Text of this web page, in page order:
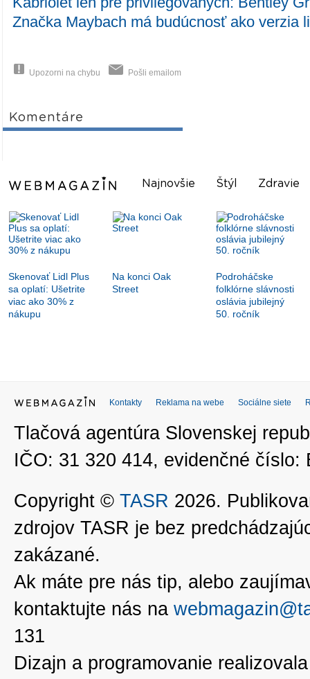
Značka Maybach má budúcnosť ako verzia
Upozorni na chybu Pošli emailom
Komentáre
Najnovšie Štýl Zdravie
Skenovať Lidl Plus
sa oplatí: Ušetrite
viac ako 30% z
nákupu
Na konci Oak
Street
Podroháčske
folklórne slávnosti
oslávia jubilejný
50. ročník
Kontakty Reklama na webe Sociálne siete
Tlačová agentúra Slovenskej
IČO: 31 320 414, evidenčné číslo:
Copyright © TASR 2026.
zdrojov TASR je bez
zakázané.
Ak máte pre nás tip, alebo
kontaktujte nás na
131
Dizajn a programovanie